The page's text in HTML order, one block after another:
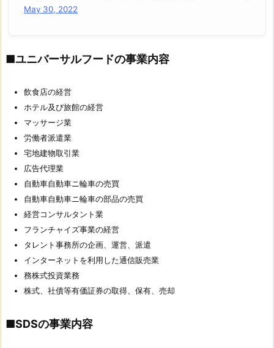
May 30, 2022
■ユニバーサルフードの事業内容
飲食店の経営
ホテル及び旅館の経営
マッサージ業
労働者派遣業
宅地建物取引業
広告代理業
自動車自動車ニ輪車の売買
自動車自動車ニ輪車の部品の売買
経営コンサルタント業
フランチャイズ事業の経営
タレント事務所の企画、運営、派遣
インターネットを利用した通信販売業
務株式投資業務
株式、社債等有価証券の取得、保有、売却
■SDSの事業内容